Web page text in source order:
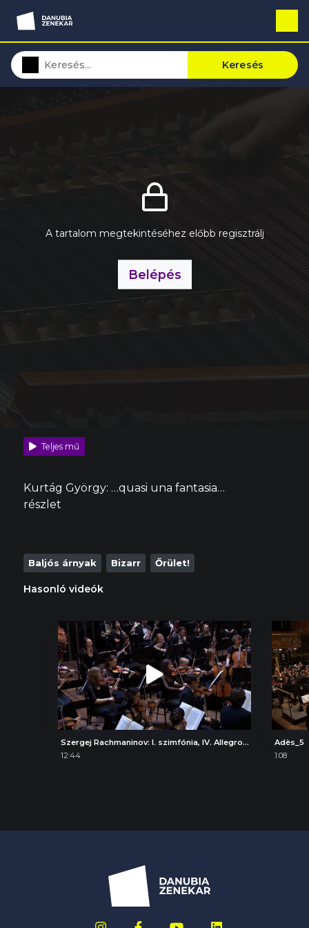
Keresés
A tartalom megtekintéséhez előbb regisztrálj
Belépés
Teljes mű
Kurtág György: …quasi una fantasia…
részlet
Baljós árnyak Bizarr Őrület!
Hasonló videók
Szergej Rachmaninov: I. szimfónia, IV. Allegro con fuoco
12:44
Adès_5
1:08